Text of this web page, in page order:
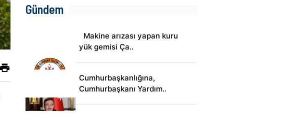
Gündem
Makine arızası yapan kuru
yük gemisi Ça..
Cumhurbaşkanlığına,
Cumhurbaşkanı Yardım..